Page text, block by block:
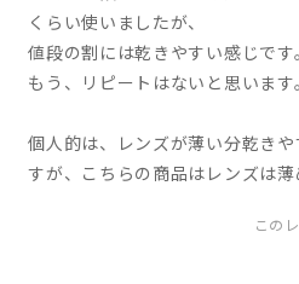
くらい使いましたが、
値段の割には乾きやすい感じです。
もう、リピートはないと思います。
個人的は、レンズが薄い分乾き
すが、こちらの商品はレンズは薄
この